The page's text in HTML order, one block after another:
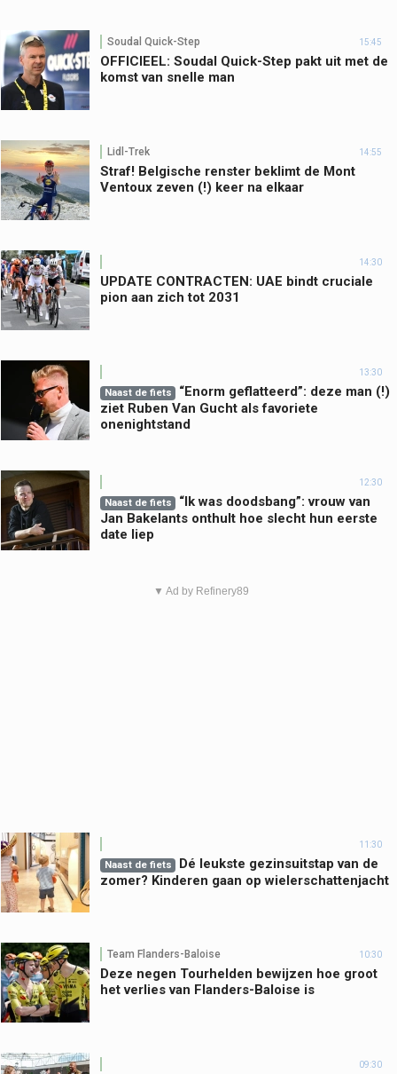
Soudal Quick-Step 15:45
OFFICIEEL: Soudal Quick-Step pakt uit met de
komst van snelle man
Lidl-Trek 14:55
Straf! Belgische renster beklimt de Mont
Ventoux zeven (!) keer na elkaar
14:30
UPDATE CONTRACTEN: UAE bindt cruciale
pion aan zich tot 2031
13:30
Naast de fiets
“Enorm geflatteerd”: deze man (!)
ziet Ruben Van Gucht als favoriete
onenightstand
12:30
Naast de fiets
“Ik was doodsbang”: vrouw van
Jan Bakelants onthult hoe slecht hun eerste
date liep
▼ Ad by Refinery89
11:30
Naast de fiets
Dé leukste gezinsuitstap van de
zomer? Kinderen gaan op wielerschattenjacht
Team Flanders-Baloise 10:30
Deze negen Tourhelden bewijzen hoe groot
het verlies van Flanders-Baloise is
09:30